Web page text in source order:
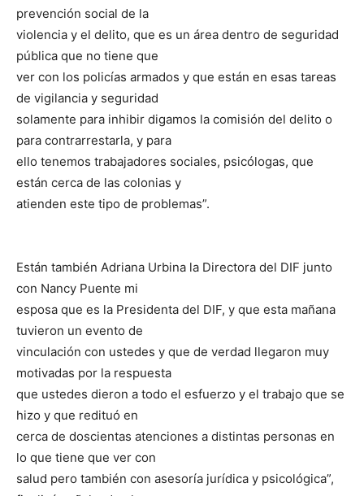
prevención social de la
violencia y el delito, que es un área dentro de seguridad
pública que no tiene que
ver con los policías armados y que están en esas tareas
de vigilancia y seguridad
solamente para inhibir digamos la comisión del delito o
para contrarrestarla, y para
ello tenemos trabajadores sociales, psicólogas, que
están cerca de las colonias y
atienden este tipo de problemas”.
Están también Adriana Urbina la Directora del DIF junto
con Nancy Puente mi
esposa que es la Presidenta del DIF, y que esta mañana
tuvieron un evento de
vinculación con ustedes y que de verdad llegaron muy
motivadas por la respuesta
que ustedes dieron a todo el esfuerzo y el trabajo que se
hizo y que redituó en
cerca de doscientas atenciones a distintas personas en
lo que tiene que ver con
salud pero también con asesoría jurídica y psicológica”,